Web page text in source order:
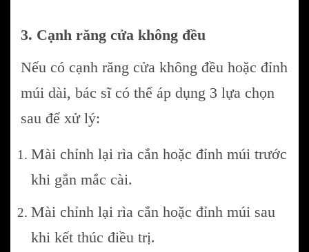
3. Cạnh răng cửa không đều
Nếu có cạnh răng cửa không đều hoặc đỉnh
múi dài, bác sĩ có thể áp dụng 3 lựa chọn
sau để xử lý:
Mài chỉnh lại rìa cắn hoặc đỉnh múi trước
khi gắn mắc cài.
Mài chỉnh lại rìa cắn hoặc đỉnh múi sau
khi kết thúc điều trị.